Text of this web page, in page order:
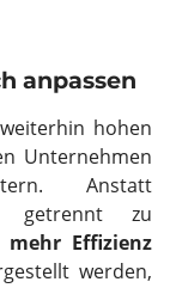
anpassen
hohen
Unternehmen
Anstatt
getrennt zu
mehr Effizienz
werden,